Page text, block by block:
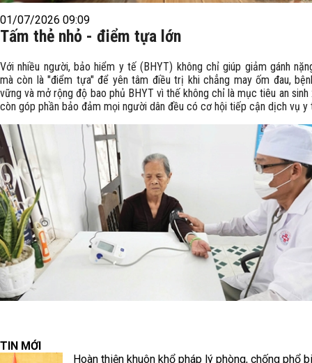
01/07/2026 09:09
Tấm thẻ nhỏ - điểm tựa lớn
Với nhiều người, bảo hiểm y tế (BHYT) không chỉ giúp giảm gánh
mà còn là "điểm tựa" để yên tâm điều trị khi chẳng may ốm đau,
vững và mở rộng độ bao phủ BHYT vì thế không chỉ là mục tiêu an sinh
còn góp phần bảo đảm mọi người dân đều có cơ hội tiếp cận dịch vụ y
TIN MỚI
Hoàn thiện khuôn khổ pháp lý phòng, chống phổ